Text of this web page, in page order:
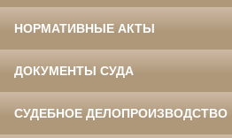
НОРМАТИВНЫЕ АКТЫ
ДОКУМЕНТЫ СУДА
СУДЕБНОЕ ДЕЛОПРОИЗВОДСТВО